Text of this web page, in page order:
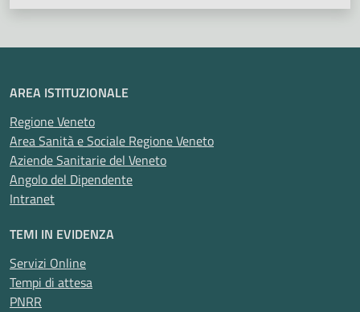
AREA ISTITUZIONALE
Regione Veneto
Area Sanità e Sociale Regione Veneto
Aziende Sanitarie del Veneto
Angolo del Dipendente
Intranet
TEMI IN EVIDENZA
Servizi Online
Tempi di attesa
PNRR